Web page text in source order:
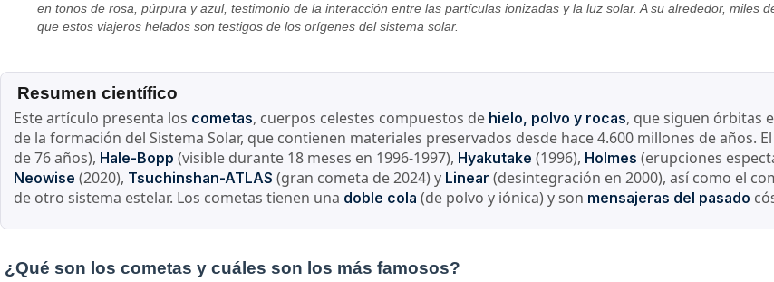
en tonos de rosa, púrpura y azul, testimonio de la interacción entre las partículas ionizadas y la luz solar. A su alrededor, miles
que estos viajeros helados son testigos de los orígenes del sistema solar.
Resumen científico
Este artículo presenta los cometas, cuerpos celestes compuestos de hielo, polvo y rocas, que siguen órbitas
de la formación del Sistema Solar, que contienen materiales preservados desde hace 4.600 millones de años.
de 76 años), Hale-Bopp (visible durante 18 meses en 1996-1997), Hyakutake (1996), Holmes (erupciones
Neowise (2020), Tsuchinshan-ATLAS (gran cometa de 2024) y Linear (desintegración en 2000), así como el
de otro sistema estelar. Los cometas tienen una doble cola (de polvo y iónica) y son mensajeras del pasado
¿Qué son los cometas y cuáles son los más famosos?